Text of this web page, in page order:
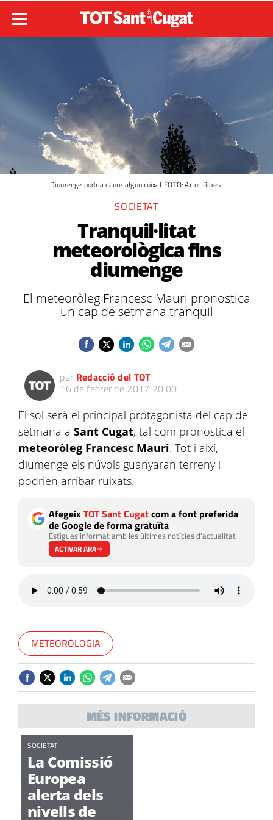
Diumenge podria caure algun ruixat FOTO: Artur Ribera
SOCIETAT
Tranquil·litat
meteorològica fins
diumenge
El meteoròleg Francesc Mauri pronostica
un cap de setmana tranquil
per Redacció del TOT
16 de febrer de 2017 20:00
El sol serà el principal protagonista del cap de
setmana a Sant Cugat, tal com pronostica el
meteoròleg Francesc Mauri. Tot i així,
diumenge els núvols guanyaran terreny i
podrien arribar ruixats.
AfegeixTOT Sant Cugatcom a font preferida
de Google de forma gratuïta
Estigues informat amb les últimes notícies d'actualitat
ACTIVAR ARA
METEOROLOGIA
MÉS INFORMACIÓ
SOCIETAT
La Comissió
Europea
alerta dels
nivells de